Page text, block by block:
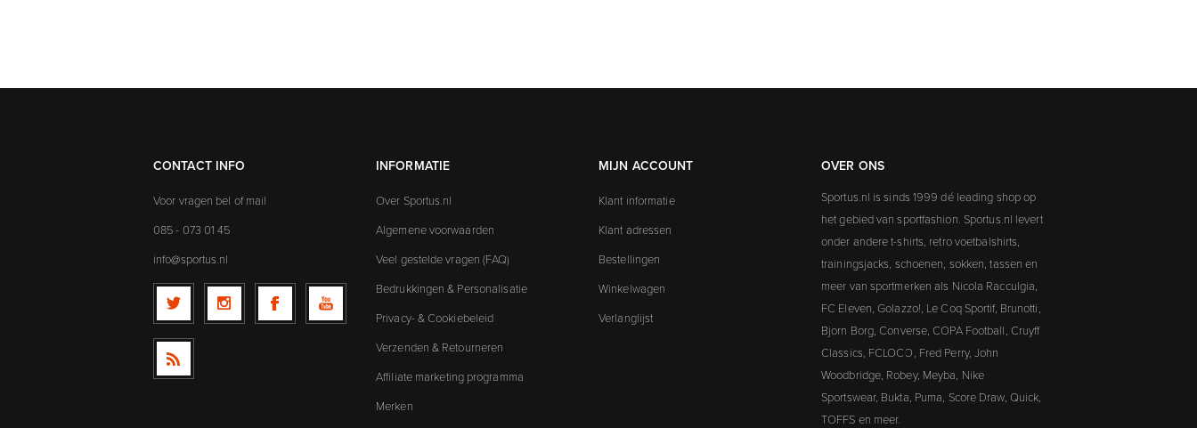
CONTACT INFO
Voor vragen bel of mail
085 - 073 01 45
info@sportus.nl
INFORMATIE
Over Sportus.nl
Algemene voorwaarden
Veel gestelde vragen (FAQ)
Bedrukkingen & Personalisatie
Privacy- & Cookiebeleid
Verzenden & Retourneren
Affiliate marketing programma
Merken
MIJN ACCOUNT
Klant informatie
Klant adressen
Bestellingen
Winkelwagen
Verlanglijst
OVER ONS
Sportus.nl is sinds 1999 dé leading shop op
het gebied van sportfashion. Sportus.nl levert
onder andere t-shirts, retro voetbalshirts,
trainingsjacks, schoenen, sokken, tassen en
meer van sportmerken als Nicola Racculgia,
FC Eleven, Golazzo!, Le Coq Sportif, Brunotti,
Bjorn Borg, Converse, COPA Football, Cruyff
Classics, FCLOCO, Fred Perry, John
Woodbridge, Robey, Meyba, Nike
Sportswear, Bukta, Puma, Score Draw, Quick,
TOFFS en meer.